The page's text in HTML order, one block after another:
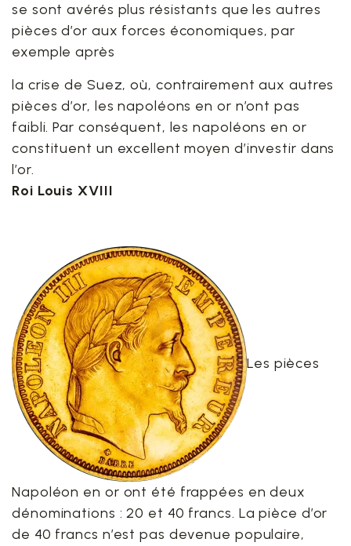
se sont avérés plus résistants que les autres
pièces d’or aux forces économiques, par
exemple après
la crise de Suez, où, contrairement aux autres
pièces d’or, les napoléons en or n’ont pas
faibli. Par conséquent, les napoléons en or
constituent un excellent moyen d’investir dans
l’or.
Roi Louis XVIII
Les pièces
Napoléon en or ont été frappées en deux
dénominations : 20 et 40 francs. La pièce d’or
de 40 francs n’est pas devenue populaire,